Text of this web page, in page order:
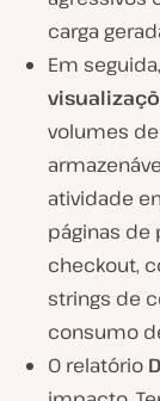
carga
Em
volumes
atividade
páginas
checkout,
strings de
consumo
O relatório